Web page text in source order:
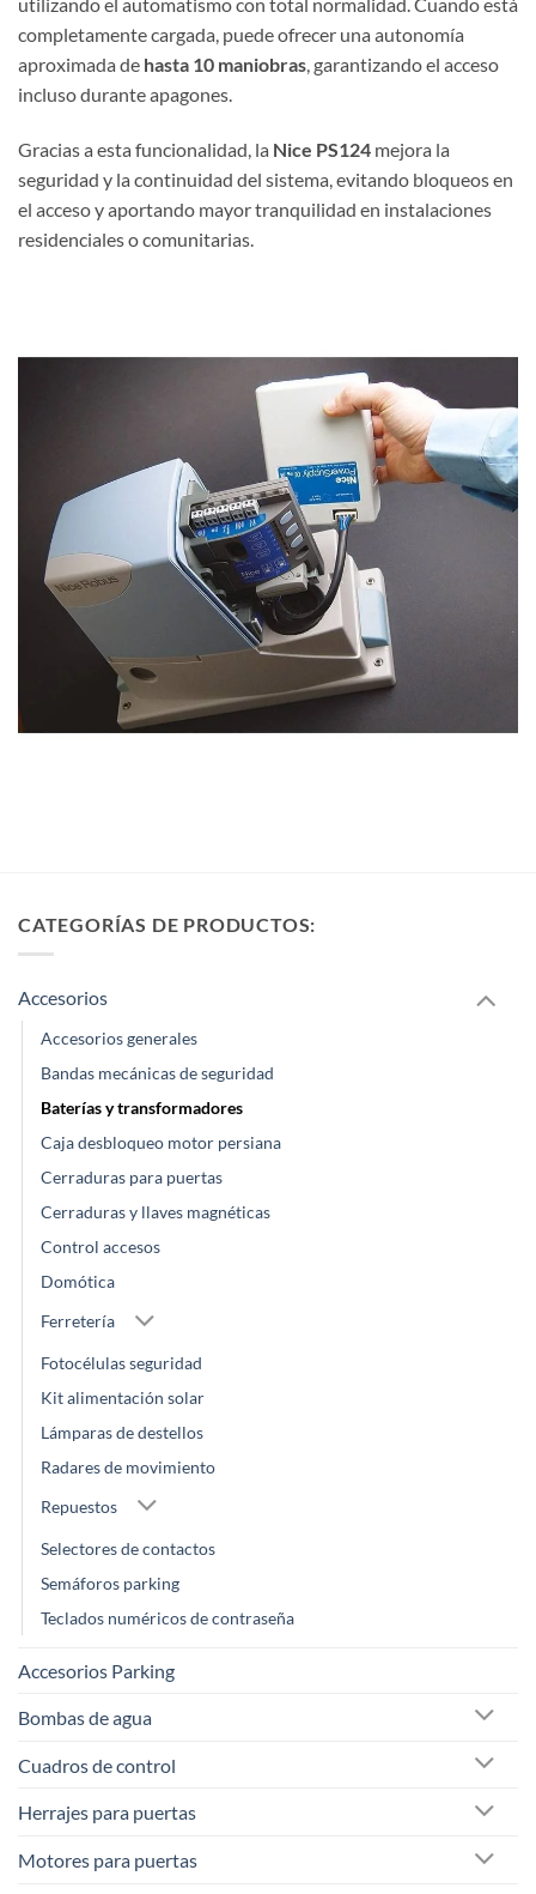
utilizando el automatismo con total normalidad. Cuando está
completamente cargada, puede ofrecer una autonomía
aproximada de hasta 10 maniobras, garantizando el acceso
incluso durante apagones.
Gracias a esta funcionalidad, la Nice PS124 mejora la
seguridad y la continuidad del sistema, evitando bloqueos en
el acceso y aportando mayor tranquilidad en instalaciones
residenciales o comunitarias.
CATEGORÍAS DE PRODUCTOS:
Accesorios
Accesorios generales
Bandas mecánicas de seguridad
Baterías y transformadores
Caja desbloqueo motor persiana
Cerraduras para puertas
Cerraduras y llaves magnéticas
Control accesos
Domótica
Ferretería
Fotocélulas seguridad
Kit alimentación solar
Lámparas de destellos
Radares de movimiento
Repuestos
Selectores de contactos
Semáforos parking
Teclados numéricos de contraseña
Accesorios Parking
Bombas de agua
Cuadros de control
Herrajes para puertas
Motores para puertas